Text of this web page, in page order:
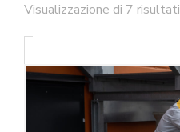
Visualizzazione di 7 risultati